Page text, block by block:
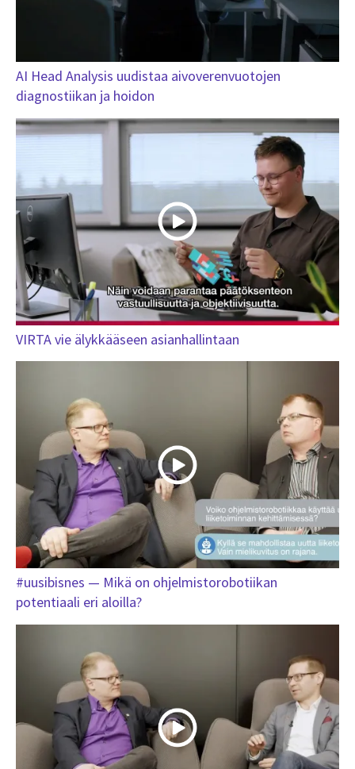
AI Head Analysis uudistaa aivoverenvuotojen
diagnostiikan ja hoidon
VIRTA vie älykkääseen asianhallintaan
#uusibisnes — Mikä on ohjelmistorobotiikan
potentiaali eri aloilla?